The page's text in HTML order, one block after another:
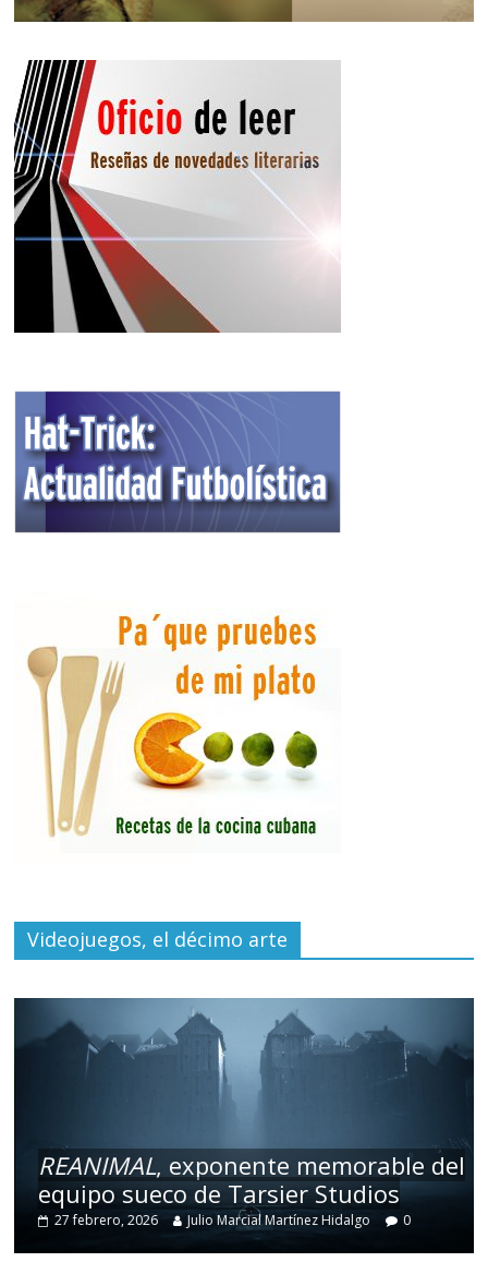
Videojuegos, el décimo arte
REANIMAL, exponente memorable del
equipo sueco de Tarsier Studios
27 febrero, 2026 Julio Marcial Martínez Hidalgo 0